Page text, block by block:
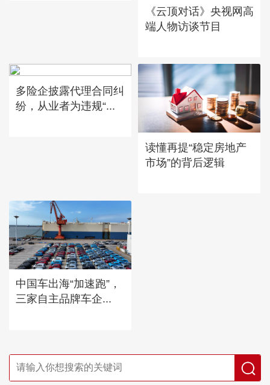
《云顶对话》央视网高
端人物访谈节目
多险企披露代理合同纠
纷，从业者为违规“...
读懂再提“稳定房地产
市场”的背后逻辑
中国车出海“加速跑”，
三家自主品牌车企...